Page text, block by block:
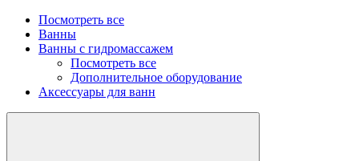
Посмотреть все
Ванны
Ванны с гидромассажем
Посмотреть все
Дополнительное оборудование
Аксессуары для ванн